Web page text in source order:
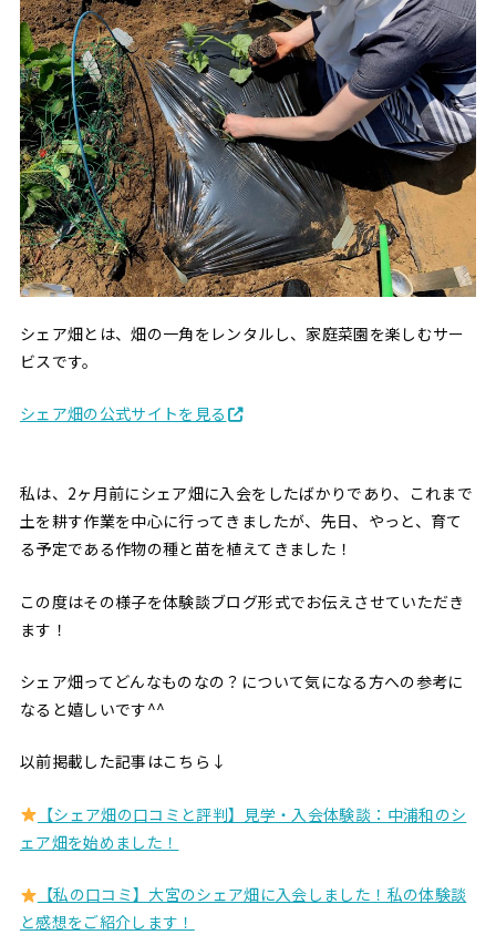
シェア畑とは、畑の一角をレンタルし、家庭菜園を楽しむサー
ビスです。
シェア畑の公式サイトを見る
私は、2ヶ月前にシェア畑に入会をしたばかりであり、これまで
土を耕す作業を中心に行ってきましたが、先日、やっと、育て
る予定である作物の種と苗を植えてきました！
この度はその様子を体験談ブログ形式でお伝えさせていただき
ます！
シェア畑ってどんなものなの？について気になる方への参考に
なると嬉しいです^^
以前掲載した記事はこちら↓
【シェア畑の口コミと評判】見学・入会体験談：中浦和のシ
ェア畑を始めました！
【私の口コミ】大宮のシェア畑に入会しました！私の体験談
と感想をご紹介します！